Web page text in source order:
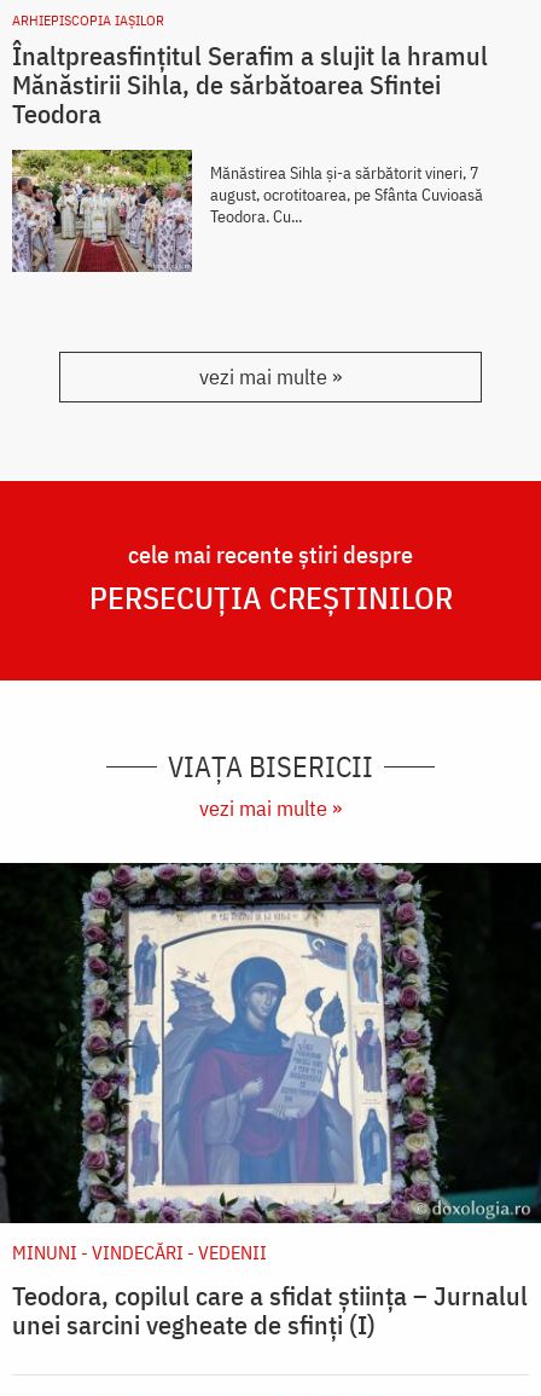
ARHIEPISCOPIA IAŞILOR
Înaltpreasfințitul Serafim a slujit la hramul
Mănăstirii Sihla, de sărbătoarea Sfintei
Teodora
Mănăstirea Sihla și-a sărbătorit vineri, 7
august, ocrotitoarea, pe Sfânta Cuvioasă
Teodora. Cu...
vezi mai multe »
cele mai recente știri despre
PERSECUȚIA CREȘTINILOR
VIAȚA BISERICII
vezi mai multe »
MINUNI - VINDECĂRI - VEDENII
Teodora, copilul care a sfidat știința – Jurnalul
unei sarcini vegheate de sfinți (I)